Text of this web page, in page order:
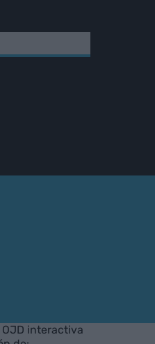
interactiva